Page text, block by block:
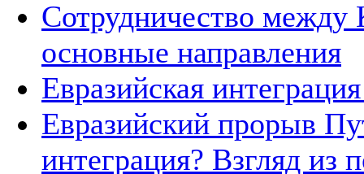
Сотрудничество между
основные направления
Евразийская
Евразийский прорыв
интеграция? Взгляд из